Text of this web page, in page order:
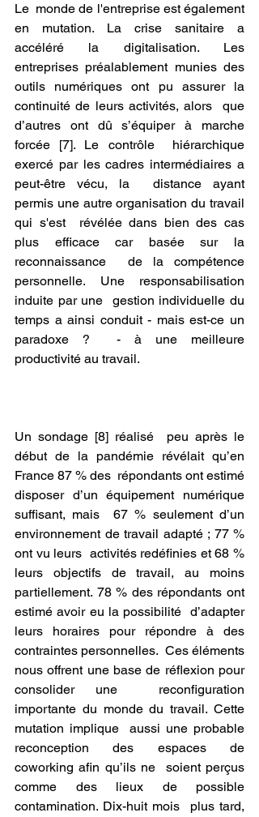
Le  monde de l'entreprise est également
en mutation. La crise sanitaire a
accéléré la digitalisation. Les
entreprises préalablement munies des
outils numériques ont pu assurer la
continuité de leurs activités, alors  que
d’autres ont dû s’équiper à marche
forcée [7]. Le contrôle  hiérarchique
exercé par les cadres intermédiaires a
peut-être vécu, la  distance ayant
permis une autre organisation du travail
qui s'est  révélée dans bien des cas
plus efficace car basée sur la
reconnaissance  de la compétence
personnelle. Une responsabilisation
induite par une  gestion individuelle du
temps a ainsi conduit - mais est-ce un
paradoxe ?  - à une meilleure
productivité au travail.
Un sondage [8] réalisé  peu après le
début de la pandémie révélait qu’en
France 87 % des  répondants ont estimé
disposer d’un équipement numérique
suffisant, mais  67 % seulement d’un
environnement de travail adapté ; 77 %
ont vu leurs  activités redéfinies et 68 %
leurs objectifs de travail, au moins
partiellement. 78 % des répondants ont
estimé avoir eu la possibilité  d’adapter
leurs horaires pour répondre à des
contraintes personnelles.  Ces éléments
nous offrent une base de réflexion pour
consolider une  reconfiguration
importante du monde du travail. Cette
mutation implique  aussi une probable
reconception des espaces de
coworking afin qu’ils ne  soient perçus
comme des lieux de possible
contamination. Dix-huit mois  plus tard,